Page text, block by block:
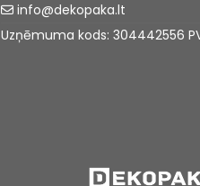
info@dekopaka.lt
Uzņēmuma kods: 304442556